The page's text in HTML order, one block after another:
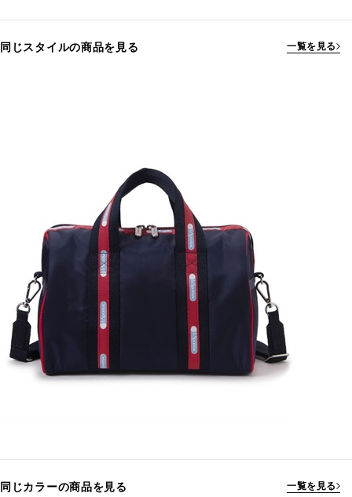
同じスタイルの商品を見る 一覧を見る
同じカラーの商品を見る 一覧を見る